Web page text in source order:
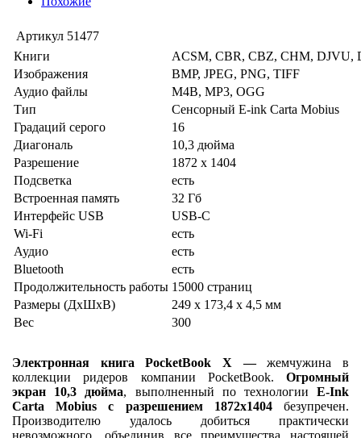
Артикул 51477
Книги
ACSM, CBR, CBZ, CHM, DJVU,
Изображения
BMP, JPEG, PNG, TIFF
Аудио файлы
M4B, MP3, OGG
Тип
Сенсорный E-ink Carta Mobius
Градаций серого
16
Диагональ
10,3 дюйма
Разрешение
1872 х 1404
Подсветка
есть
Встроенная память
32 Гб
Интерфейс USB
USB-C
Wi-Fi
есть
Аудио
есть
Bluetooth
есть
Продолжительность работы 15000 страниц
Размеры (ДхШхВ)
249 x 173,4 x 4,5 мм
Вес
300
Электронная книга PocketBook X —жемчужина в
коллекции ридеров компании PocketBook. Огромный
экран 10,3 дюйма, выполненный по технологииE-Ink
Carta Mobius с разрешением 1872x1404безупречен.
Производителю удалось добиться практически
невозможного, объединив все преимущества настоящей